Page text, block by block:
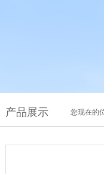
产品展示 您现在的